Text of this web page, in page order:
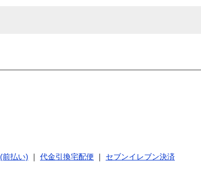
前払い) 代金引換宅配便
セブンイレブン決済